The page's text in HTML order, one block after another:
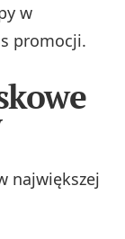
w
promocji.
największej